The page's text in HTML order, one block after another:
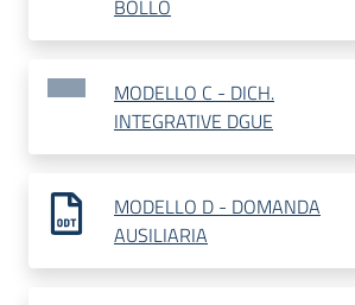
BOLLO
MODELLO C - DICH.
INTEGRATIVE DGUE
MODELLO D - DOMANDA
AUSILIARIA